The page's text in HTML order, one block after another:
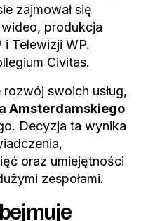
zajmował się
produkcja
Telewizji WP.
Civitas.
rozwój swoich usług,
Amsterdamskiego
Decyzja ta wynika
oraz umiejętności
zespołami.